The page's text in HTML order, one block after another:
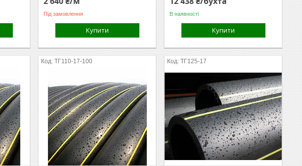
Під замовлення
Купити
В наявності
Купити
ТГ110-17-100 ТГ125-17